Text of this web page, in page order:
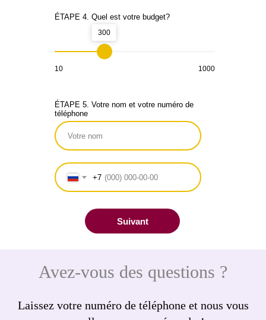
ÉTAPE 4. Quel est votre budget?
300
10 1000
ÉTAPE 5. Votre nom et votre numéro de
téléphone
+7
Suivant
Avez-vous des questions ?
Laissez votre numéro de téléphone et nous vous